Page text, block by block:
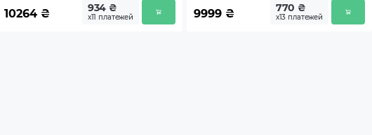
10264 ₴ 934 ₴
х11 платежей 9999 ₴ 770 ₴
х13 платежей